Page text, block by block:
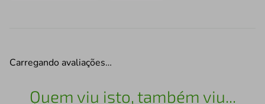
Carregando avaliações…
Quem viu isto, também viu...